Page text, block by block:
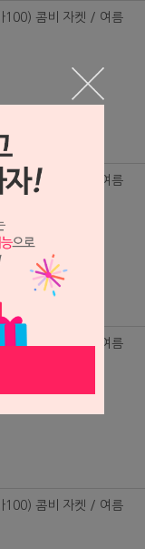
100) 콤비 자켓 / 여름
100) 콤비 자켓 / 여름
100) 콤비 자켓 / 여름
100) 콤비 자켓 / 여름